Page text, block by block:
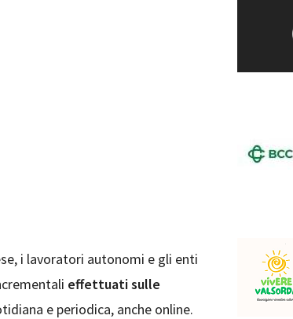
i lavoratori autonomi e gli enti
effettuati sulle
e periodica, anche online.